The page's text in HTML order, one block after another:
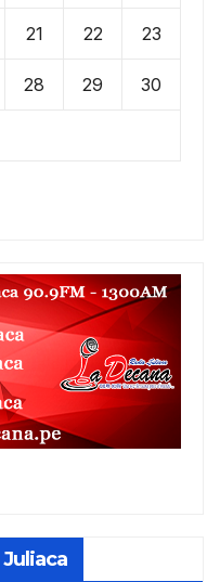
21 22 23
28 29 30